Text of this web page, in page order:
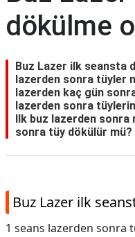
dökülme
Buz Lazer ilk seansta
lazerden sonra tüyler
lazerden kaç gün
lazerden sonra
Ilk buz lazerden sonra
sonra tüy dökülür mü?
Buz Lazer ilk
1 seans lazerden sonra